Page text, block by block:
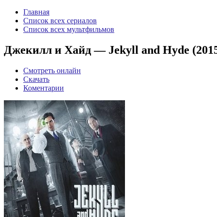
Главная
Список всех сериалов
Список всех мультфильмов
Джекилл и Хайд — Jekyll and Hyde
Смотреть онлайн
Скачать
Коментарии